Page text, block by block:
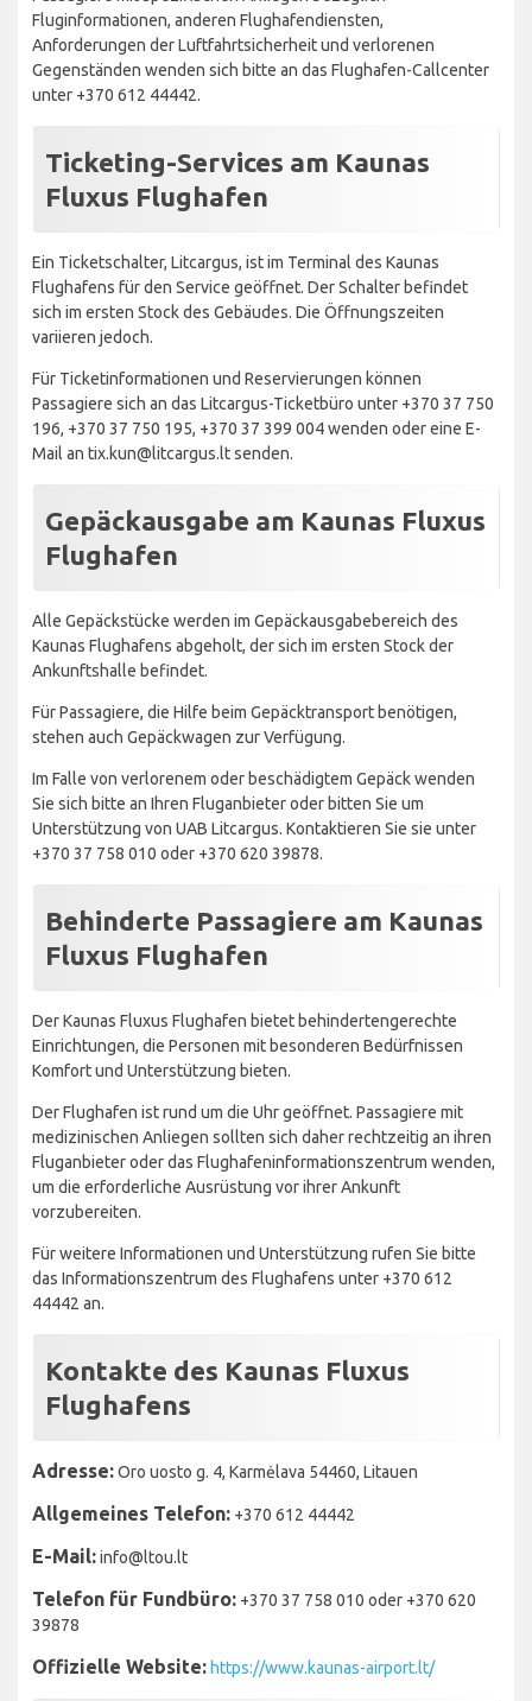
Fluginformationen, anderen Flughafendiensten,
Anforderungen der Luftfahrtsicherheit und verlorenen
Gegenständen wenden sich bitte an das Flughafen-Callcenter
unter +370 612 44442.
Ticketing-Services am Kaunas
Fluxus Flughafen
Ein Ticketschalter, Litcargus, ist im Terminal des Kaunas
Flughafens für den Service geöffnet. Der Schalter befindet
sich im ersten Stock des Gebäudes. Die Öffnungszeiten
variieren jedoch.
Für Ticketinformationen und Reservierungen können
Passagiere sich an das Litcargus-Ticketbüro unter +370 37 750
196, +370 37 750 195, +370 37 399 004 wenden oder eine E-
Mail an tix.kun@litcargus.lt senden.
Gepäckausgabe am Kaunas Fluxus
Flughafen
Alle Gepäckstücke werden im Gepäckausgabebereich des
Kaunas Flughafens abgeholt, der sich im ersten Stock der
Ankunftshalle befindet.
Für Passagiere, die Hilfe beim Gepäcktransport benötigen,
stehen auch Gepäckwagen zur Verfügung.
Im Falle von verlorenem oder beschädigtem Gepäck wenden
Sie sich bitte an Ihren Fluganbieter oder bitten Sie um
Unterstützung von UAB Litcargus. Kontaktieren Sie sie unter
+370 37 758 010 oder +370 620 39878.
Behinderte Passagiere am Kaunas
Fluxus Flughafen
Der Kaunas Fluxus Flughafen bietet behindertengerechte
Einrichtungen, die Personen mit besonderen Bedürfnissen
Komfort und Unterstützung bieten.
Der Flughafen ist rund um die Uhr geöffnet. Passagiere mit
medizinischen Anliegen sollten sich daher rechtzeitig an ihren
Fluganbieter oder das Flughafeninformationszentrum wenden,
um die erforderliche Ausrüstung vor ihrer Ankunft
vorzubereiten.
Für weitere Informationen und Unterstützung rufen Sie bitte
das Informationszentrum des Flughafens unter +370 612
44442 an.
Kontakte des Kaunas Fluxus
Flughafens
Adresse:Oro uosto g. 4, Karmėlava 54460, Litauen
Allgemeines Telefon: +370 612 44442
E-Mail:info@ltou.lt
Telefon für Fundbüro: +370 37 758 010 oder +370 620
39878
Offizielle Website: https://www.kaunas-airport.lt/